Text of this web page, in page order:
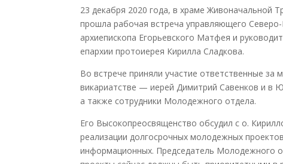
23 декабря 2020 года, в храме Живоначальной
прошла рабочая встреча управляющего
архиепископа Егорьевского Матфея и
епархии протоиерея Кирилла Сладкова.
Во встрече приняли участие ответственные
викариатстве — иерей Димитрий Савенков и в
а также сотрудники Молодежного отдела.
Его Высокопреосвященство обсудил с о.
реализации долгосрочных молодежных
информационных. Председатель Молодежного